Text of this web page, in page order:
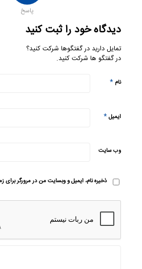
پاسخ
دیدگاه خود را ثبت کنید
تمایل دارید در گفتگوها شرکت کنید؟
در گفتگو ها شرکت کنید.
نام*
ایمیل*
وب‌ سایت
ذخیره نام، ایمیل و وبسایت من در مرورگر برای